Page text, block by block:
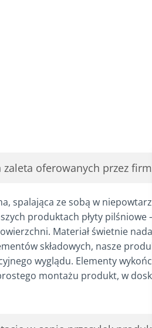
zaleta oferowanych przez
spalająca ze sobą w
produktach płyty
Materiał świetnie
składowych, nasze
wyglądu. Elementy
montażu produkt, w